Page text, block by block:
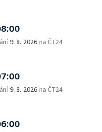
9. 8. 2026 na ČT24
9. 8. 2026 na ČT24